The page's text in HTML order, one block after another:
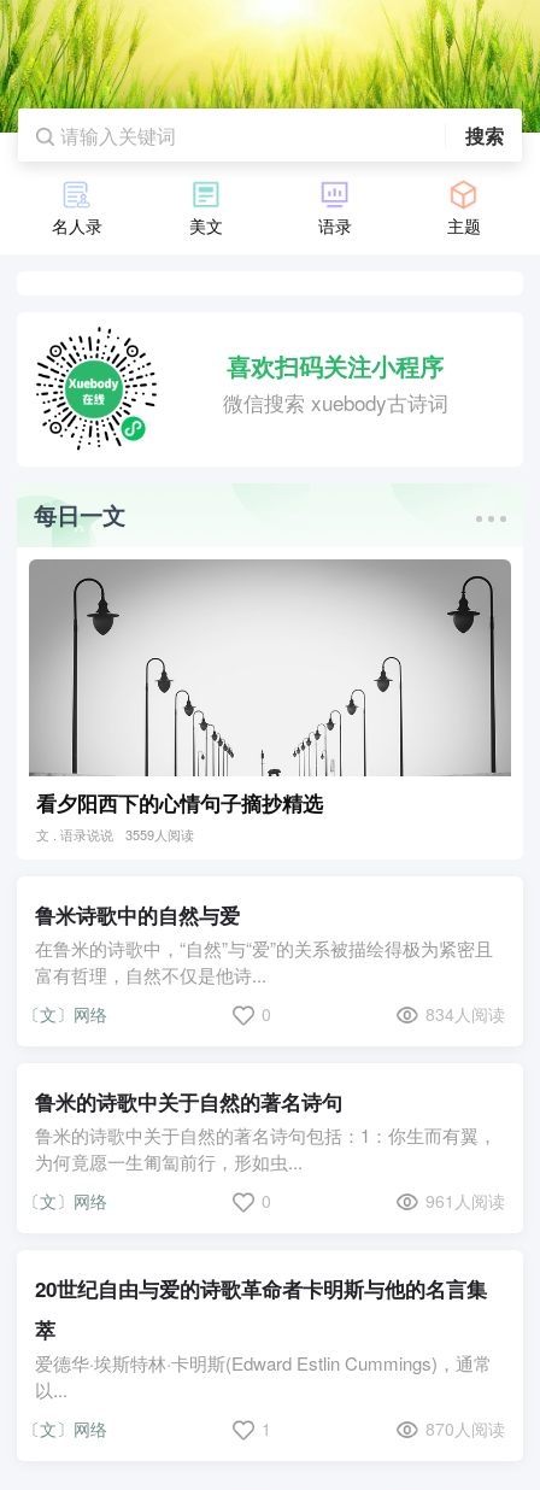
搜索
名人录 美文 语录 主题
喜欢扫码关注小程序
微信搜索 xuebody古诗词
每日一文
看夕阳西下的心情句子摘抄精选
文 . 语录说说 3559人阅读
鲁米诗歌中的自然与爱
在鲁米的诗歌中，“自然”与“爱”的关系被描绘得极为紧密且
富有哲理，自然不仅是他诗...
〔文〕网络 0 834人阅读
鲁米的诗歌中关于自然的著名诗句
鲁米的诗歌中关于自然的著名诗句包括：1：你生而有翼，
为何竟愿一生匍匐前行，形如虫...
〔文〕网络 0 961人阅读
20世纪自由与爱的诗歌革命者卡明斯与他的名言集
萃
爱德华·埃斯特林·卡明斯(Edward Estlin Cummings)，通常
以...
〔文〕网络 1 870人阅读